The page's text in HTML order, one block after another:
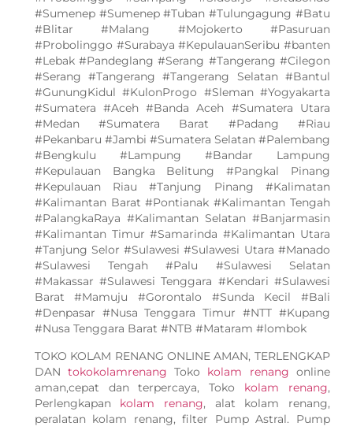
#Sumenep #Sumenep #Tuban #Tulungagung #Batu
#Blitar #Malang #Mojokerto #Pasuruan
#Probolinggo #Surabaya #KepulauanSeribu #banten
#Lebak #Pandeglang #Serang #Tangerang #Cilegon
#Serang #Tangerang #Tangerang Selatan #Bantul
#GunungKidul #KulonProgo #Sleman #Yogyakarta
#Sumatera #Aceh #Banda Aceh #Sumatera Utara
#Medan #Sumatera Barat #Padang #Riau
#Pekanbaru #Jambi #Sumatera Selatan #Palembang
#Bengkulu #Lampung #Bandar Lampung
#Kepulauan Bangka Belitung #Pangkal Pinang
#Kepulauan Riau #Tanjung Pinang #Kalimatan
#Kalimantan Barat #Pontianak #Kalimantan Tengah
#PalangkaRaya #Kalimantan Selatan #Banjarmasin
#Kalimantan Timur #Samarinda #Kalimantan Utara
#Tanjung Selor #Sulawesi #Sulawesi Utara #Manado
#Sulawesi Tengah #Palu #Sulawesi Selatan
#Makassar #Sulawesi Tenggara #Kendari #Sulawesi
Barat #Mamuju #Gorontalo #Sunda Kecil #Bali
#Denpasar #Nusa Tenggara Timur #NTT #Kupang
#Nusa Tenggara Barat #NTB #Mataram #lombok
TOKO KOLAM RENANG ONLINE AMAN, TERLENGKAP
DANtokokolamrenang Toko kolam renang online
aman,cepat dan terpercaya, Toko kolam renang,
Perlengkapan kolam renang, alat kolam renang,
peralatan kolam renang, filter Pump Astral. Pump